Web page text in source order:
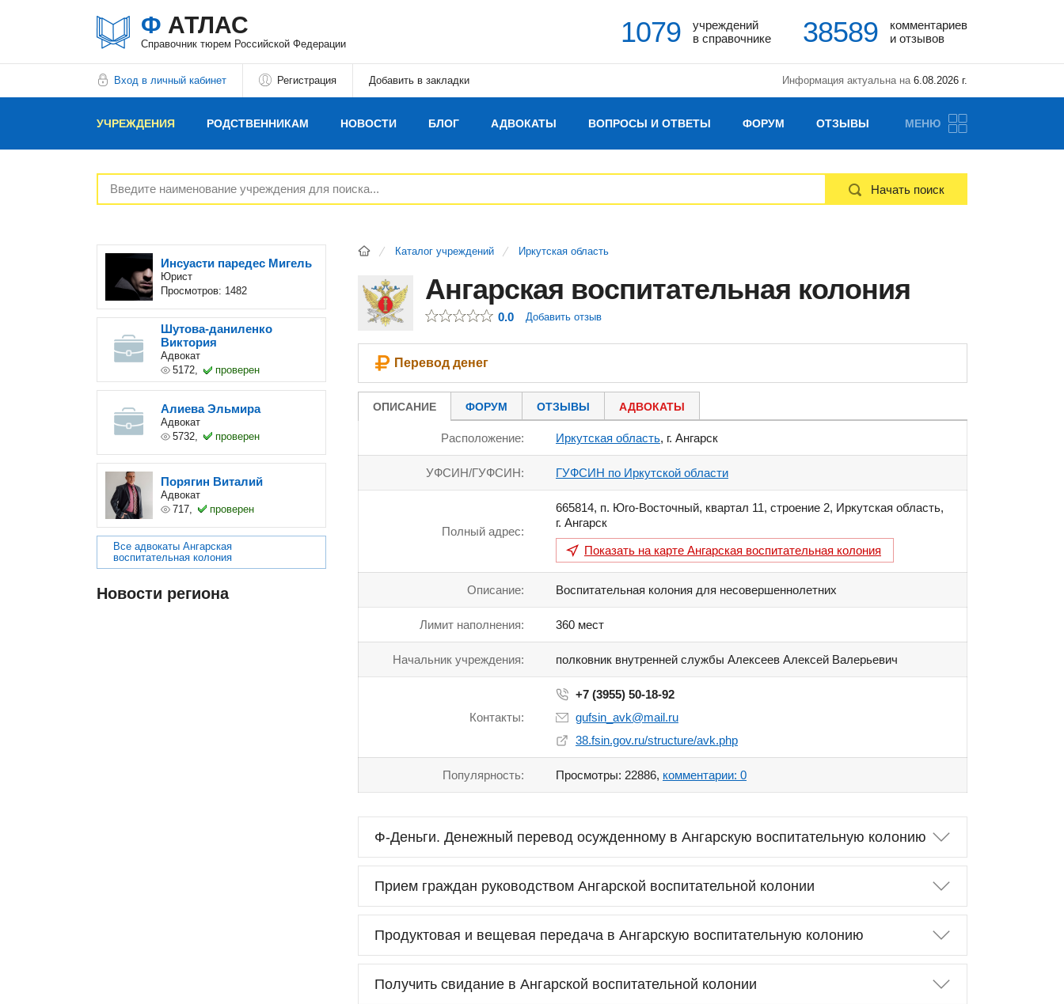
Ф АТЛАС
Справочник тюрем Российской Федерации 1079
учреждений
в справочнике
38589
комментариев
и отзывов
Информация актуальна на6.08.2026 г.
Вход в личный кабинет Регистрация Добавить в закладки
УЧРЕЖДЕНИЯ РОДСТВЕННИКАМ НОВОСТИ БЛОГ АДВОКАТЫ ВОПРОСЫ И ОТВЕТЫ ФОРУМ ОТЗЫВЫ
РЕКЛАМОДАТЕЛЯМ
МЕНЮ
Начать поиск
Каталог учреждений Иркутская область
Ангарская воспитательная колония
0.0 Добавить отзыв
Перевод денег
ОПИСАНИЕ ФОРУМ ОТЗЫВЫ АДВОКАТЫ
Расположение: Иркутская область, г. Ангарск
УФСИН/ГУФСИН: ГУФСИН по Иркутской области
Полный адрес:
665814, п. Юго-Восточный, квартал 11, строение 2, Иркутская область,
г. Ангарск
Показать на карте Ангарская воспитательная колония
Описание: Воспитательная колония для несовершеннолетних
Лимит наполнения: 360 мест
Начальник учреждения: полковник внутренней службы Алексеев Алексей Валерьевич
Контакты:
+7 (3955) 50-18-92
gufsin_avk@mail.ru
38.fsin.gov.ru/structure/avk.php
Популярность: Просмотры: 22886, комментарии: 0
Ф-Деньги. Денежный перевод осужденному в Ангарскую воспитательную колонию
Прием граждан руководством Ангарской воспитательной колонии
Продуктовая и вещевая передача в Ангарскую воспитательную колонию
Получить свидание в Ангарской воспитательной колонии
Инсуасти паредес Мигель
Юрист
Просмотров: 1482
Шутова-даниленко
Виктория
Адвокат
5172,
проверен
Алиева Эльмира
Адвокат
5732,
проверен
Порягин Виталий
Адвокат
717,
проверен
Все адвокаты Ангарская
воспитательная колония
Новости региона